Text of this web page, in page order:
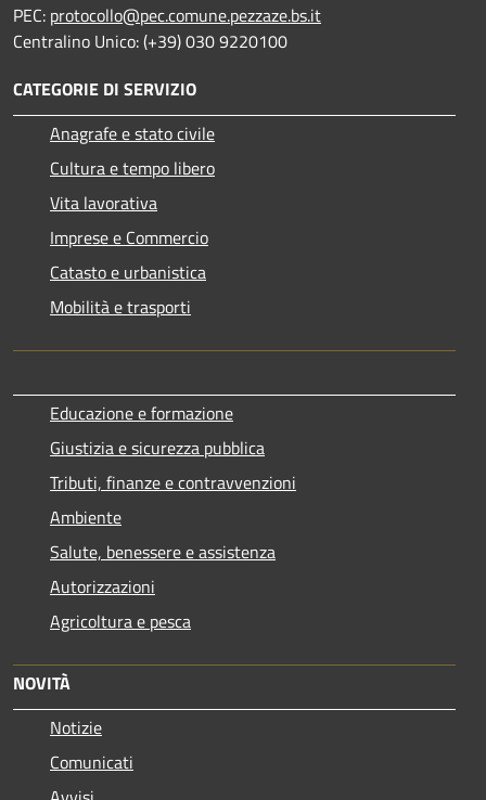
PEC: protocollo@pec.comune.pezzaze.bs.it
Centralino Unico: (+39) 030 9220100
CATEGORIE DI SERVIZIO
Anagrafe e stato civile
Cultura e tempo libero
Vita lavorativa
Imprese e Commercio
Catasto e urbanistica
Mobilità e trasporti
Educazione e formazione
Giustizia e sicurezza pubblica
Tributi, finanze e contravvenzioni
Ambiente
Salute, benessere e assistenza
Autorizzazioni
Agricoltura e pesca
NOVITÀ
Notizie
Comunicati